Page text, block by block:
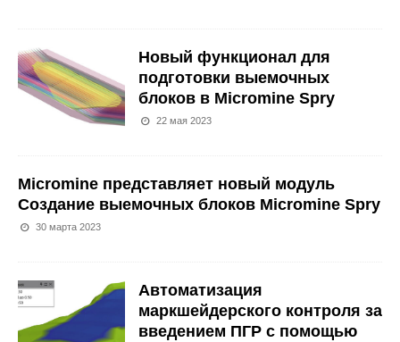
Новый функционал для
подготовки выемочных
блоков в Micromine Spry
22 мая 2023
Micromine представляет новый модуль
Создание выемочных блоков Micromine Spry
30 марта 2023
Автоматизация
маркшейдерского контроля за
введением ПГР с помощью